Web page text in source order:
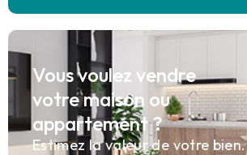
Vous voulez vendre
votre maison ou
appartement ?
Estimez la valeur de votre bien.